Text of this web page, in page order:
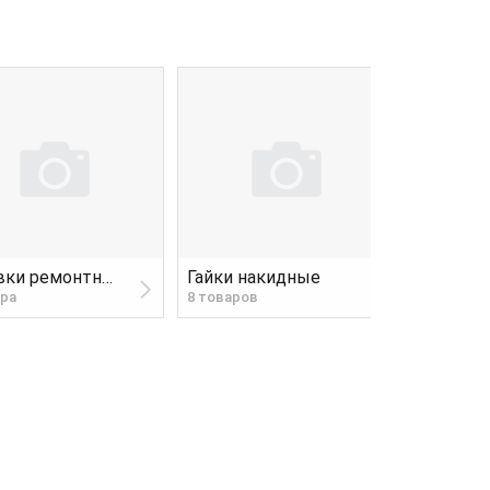
Вставки ремонтные Гайки накидные
8 товаров